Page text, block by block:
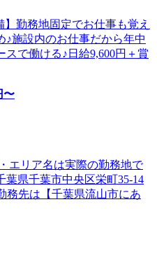
勤務地固定でお仕事も覚え
施設内のお仕事だから年中
で働ける♪日給9,600円＋賞
〜
エリア名は実際の勤務地で
葉県千葉市中央区栄町35-14
務先は【千葉県流山市にあ